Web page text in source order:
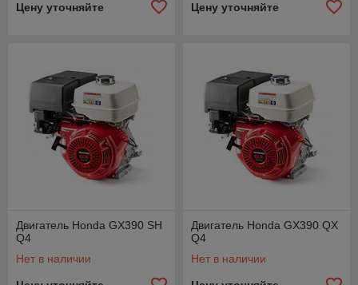
Цену уточняйте Цену уточняйте
Двигатель Honda GX390 SH
Q4
Нет в наличии
Двигатель Honda GX390 QX
Q4
Нет в наличии